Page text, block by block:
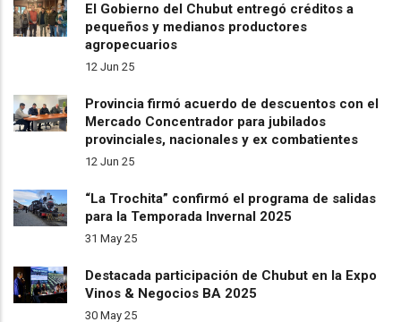
El Gobierno del Chubut entregó créditos a
pequeños y medianos productores
agropecuarios
12 Jun 25
Provincia firmó acuerdo de descuentos con el
Mercado Concentrador para jubilados
provinciales, nacionales y ex combatientes
12 Jun 25
“La Trochita” confirmó el programa de salidas
para la Temporada Invernal 2025
31 May 25
Destacada participación de Chubut en la Expo
Vinos & Negocios BA 2025
30 May 25